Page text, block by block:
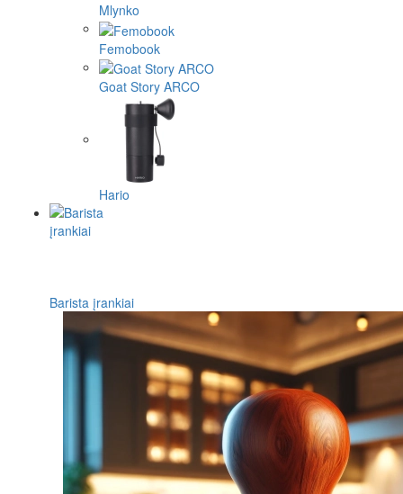
Mlynko
Femobook
Goat Story ARCO
Hario
Barista įrankiai